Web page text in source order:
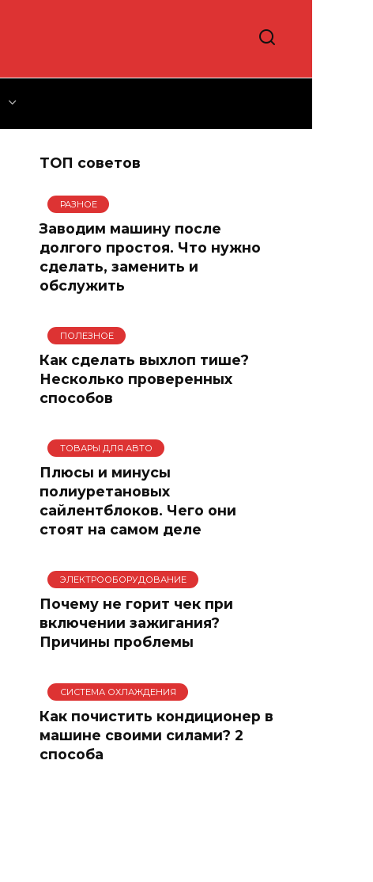
ТОП советов
РАЗНОЕ
Заводим машину после
долгого простоя. Что нужно
сделать, заменить и
обслужить
ПОЛЕЗНОЕ
Как сделать выхлоп тише?
Несколько проверенных
способов
ТОВАРЫ ДЛЯ АВТО
Плюсы и минусы
полиуретановых
сайлентблоков. Чего они
стоят на самом деле
ЭЛЕКТРООБОРУДОВАНИЕ
Почему не горит чек при
включении зажигания?
Причины проблемы
СИСТЕМА ОХЛАЖДЕНИЯ
Как почистить кондиционер в
машине своими силами? 2
способа